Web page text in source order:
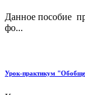
Данное пособие
фо...
Урок-практикум